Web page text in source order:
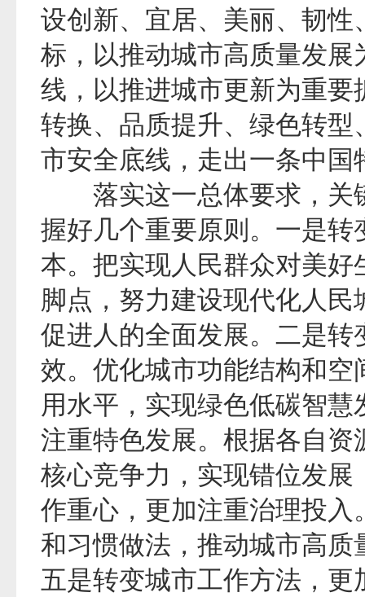
设创新、宜居、美丽、韧
标，以推动城市高质量发
线，以推进城市更新为重
转换、品质提升、绿色转
市安全底线，走出一条中
落实这一总体要求，关
握好几个重要原则。一是
本。把实现人民群众对美
脚点，努力建设现代化人
促进人的全面发展。二是
效。优化城市功能结构和
用水平，实现绿色低碳智
注重特色发展。根据各自
核心竞争力，实现错位发
作重心，更加注重治理投入
和习惯做法，推动城市高
五是转变城市工作方法，